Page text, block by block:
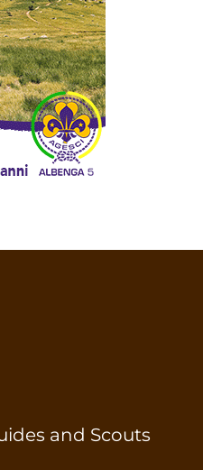
and Scouts